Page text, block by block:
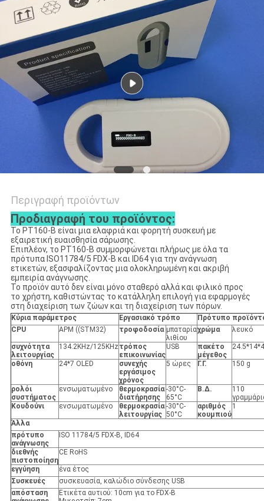
SITEMAP
PRIVACY
POLICY
Περιγραφή προϊόντων
Προδιαγραφή του προϊόντος:
Το PT160-B είναι μια ελαφριά και φορητή συσκευή με
εξαιρετική ευαισθησία σάρωσης.
Επιπλέον, το PT160-B συμμορφώνεται πλήρως με όλα τα
πρότυπα ISO11784/5 FDX-B και ID64 για την ανάγνωση
ετικετών, εξασφαλίζοντας μια ολοκληρωμένη και ακριβή
εμπειρία ανάγνωσης.
Το προϊόν αυτό δεν είναι μόνο σταθερό αλλά και φιλικό προς
το χρήστη, καθιστώντας το κατάλληλη επιλογή για εφαρμογές
στη διαχείριση των ζώων και τη διαχείριση των πόρων.
Κύρια παράμετρος Εργασιακό τρόπο
Πρότυπο
CPU
ΑΡΜ ((STM32) τροφοδοσία μπαταρία
λιθίου
χρώμα λευκό
συχνότητα
λειτουργίας
134.2KHz/125KHzτρόπος
επικοινωνίας
USB
πακέτο
μέγεθος
οθόνη 24*7 OLED
συνεχής
εργάσιμος
χρόνος
5 ώρες Γ.Γ. 150 g
ρολόι
συστήματος
ενσωματωμένο
θερμοκρασία
διατήρησης
-30°C-
65°C
Β.Δ.
110
Κουδούνι
ενσωματωμένο
θερμοκρασία
λειτουργίας
-30°C-
50°C
αριθμός
κουμπιού
1
Άλλα
πρότυπο
ανάγνωσης
ISO 11784/5 FDX-B, ID64
διεθνής
πιστοποίηση
CE RoHS
εγγύηση
ένα έτος
Συσκευές
συσκευασία, καλώδιο σύνδεσης USB
απόσταση
Ετικέτα αυτιού: 10cm για το FDX-B